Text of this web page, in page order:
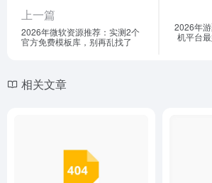
上一篇
2026年微软资源推荐：实测2个
官方免费模板库，别再乱找了
2026年
机平台
相关文章